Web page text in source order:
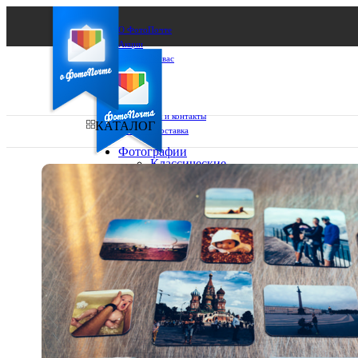
О ФотоПочте
Акции
Сделаем за вас
Бизнесу
FAQ
Франшиза
Поддержка и контакты
Оплата и доставка
Ваш город:
Ваш регион доставки
Выберите из списка:
КАТАЛОГ
Фотографии
Классические
10х10
10х15
13х18
15х15
15х20
20х20
20х30
30х30
30х40
А4
Фото
в